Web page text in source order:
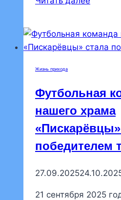
пел
Жизнь прихода
Футбольная
нашего храма
победителем
27.09.2025
21 сентября 2025